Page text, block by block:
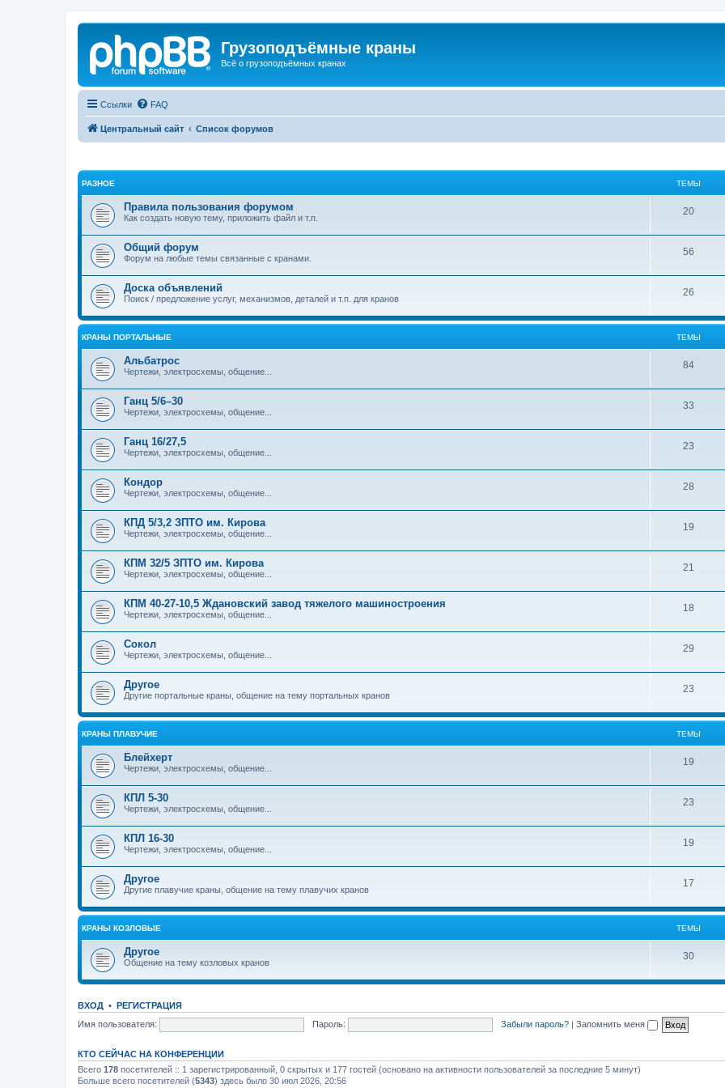
Грузоподъёмные краны
Всё о грузоподъёмных кранах
Ссылки FAQ
Центральный сайт Список форумов
РАЗНОЕ ТЕМЫ
Правила пользования форумом
Как создать новую тему, приложить файл и т.п.
20
Общий форум
Форум на любые темы связанные с кранами.
56
Доска объявлений
Поиск / предложение услуг, механизмов, деталей и т.п. для кранов
26
КРАНЫ ПОРТАЛЬНЫЕ ТЕМЫ
Альбатрос
Чертежи, электросхемы, общение...
84
Ганц 5/6–30
Чертежи, электросхемы, общение...
33
Ганц 16/27,5
Чертежи, электросхемы, общение...
23
Кондор
Чертежи, электросхемы, общение...
28
КПД 5/3,2 ЗПТО им. Кирова
Чертежи, электросхемы, общение...
19
КПМ 32/5 ЗПТО им. Кирова
Чертежи, электросхемы, общение...
21
КПМ 40-27-10,5 Ждановский завод тяжелого машиностроения
Чертежи, электросхемы, общение...
18
Сокол
Чертежи, электросхемы, общение...
29
Другое
Другие портальные краны, общение на тему портальных кранов
23
КРАНЫ ПЛАВУЧИЕ ТЕМЫ
Блейхерт
Чертежи, электросхемы, общение...
19
КПЛ 5-30
Чертежи, электросхемы, общение...
23
КПЛ 16-30
Чертежи, электросхемы, общение...
19
Другое
Другие плавучие краны, общение на тему плавучих кранов
17
КРАНЫ КОЗЛОВЫЕ ТЕМЫ
Другое
Общение на тему козловых кранов
30
ВХОД • РЕГИСТРАЦИЯ
Имя пользователя:
Пароль: Забыли пароль? | Запомнить меня
КТО СЕЙЧАС НА КОНФЕРЕНЦИИ
Всего 178 посетителей :: 1 зарегистрированный, 0 скрытых и 177 гостей (основано на активности пользователей за последние 5 минут)
Больше всего посетителей (5343) здесь было 30 июл 2026, 20:56